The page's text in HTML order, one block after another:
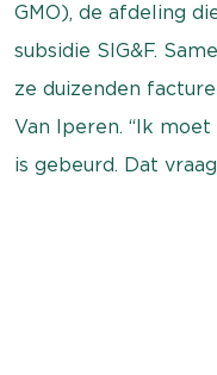
GMO), de afdeling
subsidie SIG&F.
ze duizenden
Van Iperen. “Ik
is gebeurd. Dat